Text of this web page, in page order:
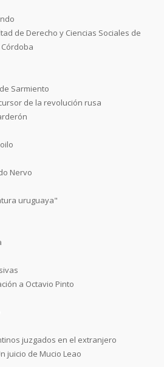
de Derecho y Ciencias Sociales de
Sarmiento
de la revolución rusa
Nervo
uruguaya"
a Octavio Pinto
juzgados en el extranjero
juicio de Mucio Leao